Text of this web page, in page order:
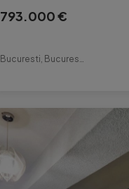
793.000 €